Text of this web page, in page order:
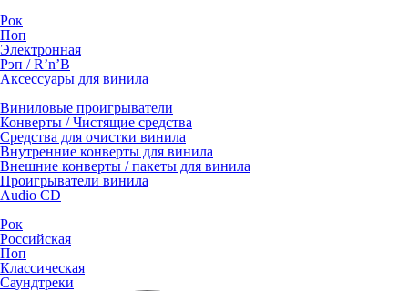
Рок
Поп
Электронная
Рэп / R’n’B
Аксессуары для винила
Виниловые проигрыватели
Конверты / Чистящие средства
Средства для очистки винила
Внутренние конверты для винила
Внешние конверты / пакеты для винила
Проигрыватели винила
Audio CD
Рок
Российская
Поп
Классическая
Саундтреки